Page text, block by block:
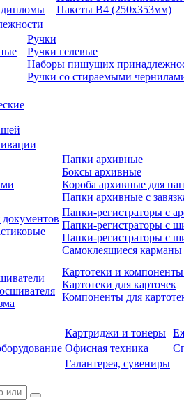
Пакеты В4 (250х353мм)
Ручки
Ручки гелевые
Наборы пишущих
Ручки со стираемыми
Папки архивные
Боксы архивные
Короба архивные для
Папки архивные с
Папки-регистраторы с
Папки-регистраторы с
Папки-регистраторы с
Самоклеящиеся карманы
Картотеки и компоненты
Картотеки для карточек
Компоненты для
Картриджи и тонеры
Офисная техника
Галантерея, сувениры